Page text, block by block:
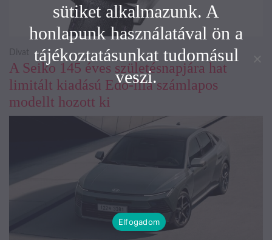
A Seiko 145 éves születésnapjára hat
limitált kiadású Edo-lila számlapos
modellt hozott ki
Divat
sütiket alkalmazunk. A
honlapunk használatával ön a
tájékoztatásunkat tudomásul
veszi.
Elfogadom